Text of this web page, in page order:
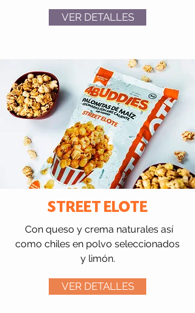
VER DETALLES
STREET ELOTE
Con queso y crema naturales así
como chiles en polvo seleccionados
y limón.
VER DETALLES